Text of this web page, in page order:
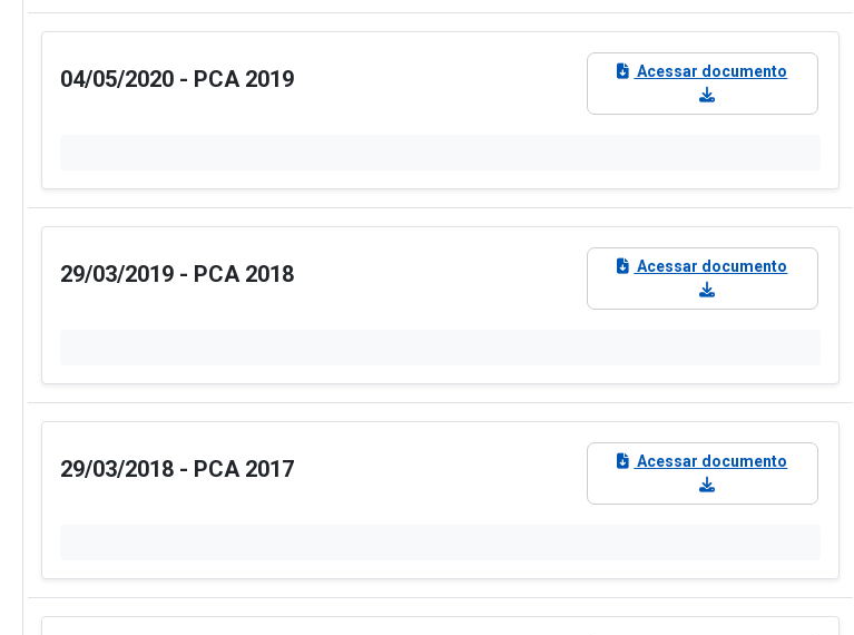
04/05/2020 - PCA 2019 Acessar documento
29/03/2019 - PCA 2018 Acessar documento
29/03/2018 - PCA 2017 Acessar documento